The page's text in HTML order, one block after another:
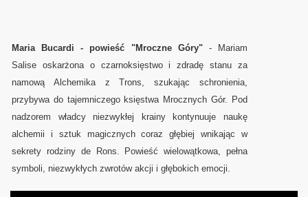
Maria Bucardi - powieść "Mroczne Góry" - Mariam
Salise oskarżona o czarnoksięstwo i zdradę stanu za
namową Alchemika z Trons, szukając schronienia,
przybywa do tajemniczego księstwa Mrocznych Gór. Pod
nadzorem władcy niezwykłej krainy kontynuuje naukę
alchemii i sztuk magicznych coraz głębiej wnikając w
sekrety rodziny de Rons. Powieść wielowątkowa, pełna
symboli, niezwykłych zwrotów akcji i głębokich emocji.